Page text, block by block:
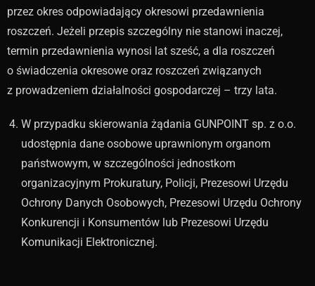
przez okres odpowiadający okresowi przedawnienia
roszczeń. Jeżeli przepis szczególny nie stanowi inaczej,
termin przedawnienia wynosi lat sześć, a dla roszczeń
o świadczenia okresowe oraz roszczeń związanych
z prowadzeniem działalności gospodarczej – trzy lata.
W przypadku skierowania żądania GUNPOINT sp. z o.o.
udostępnia dane osobowe uprawnionym organom
państwowym, w szczególności jednostkom
organizacyjnym Prokuratury, Policji, Prezesowi Urzędu
Ochrony Danych Osobowych, Prezesowi Urzędu Ochrony
Konkurencji i Konsumentów lub Prezesowi Urzędu
Komunikacji Elektronicznej.